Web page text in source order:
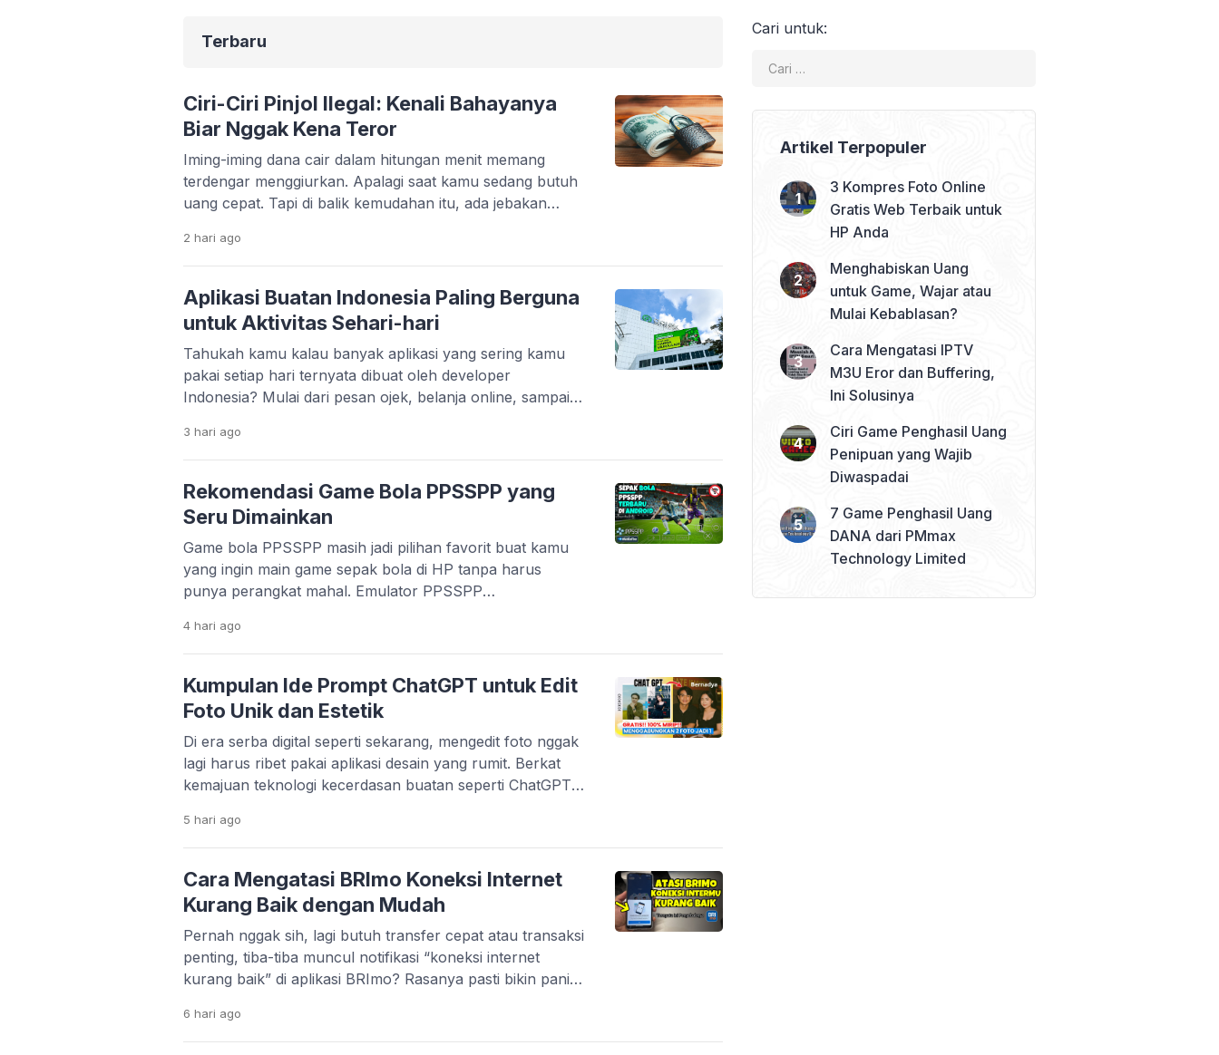
Terbaru
Ciri-Ciri Pinjol Ilegal: Kenali Bahayanya
Biar Nggak Kena Teror
Iming-iming dana cair dalam hitungan menit memang
terdengar menggiurkan. Apalagi saat kamu sedang butuh
uang cepat. Tapi di balik kemudahan itu, ada jebakan
kehidupan pribadimu. Fenomena pinjaman online ilegal
makin marak. Banyak aplikasi bodong yang
memanfaatkan situasi darurat seseorang. Tanpa sadar,
korban bisa terjebak bunga tinggi, biaya tersembunyi, […]
2 hari ago
Aplikasi Buatan Indonesia Paling Berguna
untuk Aktivitas Sehari-hari
Tahukah kamu kalau banyak aplikasi yang sering kamu
pakai setiap hari ternyata dibuat oleh developer
Indonesia? Mulai dari pesan ojek, belanja online, sampai
bangsa. Perkembangan teknologi digital di Indonesia
memang sangat pesat. Banyak startup lokal yang berhasil
menciptakan solusi praktis untuk kebutuhan harian. Tidak
hanya mempermudah hidup, aplikasi […]
3 hari ago
Rekomendasi Game Bola PPSSPP yang
Seru Dimainkan
Game bola PPSSPP masih jadi pilihan favorit buat kamu
yang ingin main game sepak bola di HP tanpa harus
punya perangkat mahal. Emulator PPSSPP
lancar, bahkan di HP dengan spesifikasi menengah ke
bawah. Menariknya, beberapa game masih mendapatkan
update dari komunitas. Mulai dari transfer pemain terbaru
sampai patch liga […]
4 hari ago
Kumpulan Ide Prompt ChatGPT untuk Edit
Foto Unik dan Estetik
Di era serba digital seperti sekarang, mengedit foto nggak
lagi harus ribet pakai aplikasi desain yang rumit. Berkat
kemajuan teknologi kecerdasan buatan seperti ChatGPT,
tampilan foto jadi lebih estetik dan unik. Mulai dari efek
sinematik ala film, tampilan 3D yang modern, sampai gaya
anime yang lucu, semuanya bisa […]
5 hari ago
Cara Mengatasi BRImo Koneksi Internet
Kurang Baik dengan Mudah
Pernah nggak sih, lagi butuh transfer cepat atau transaksi
penting, tiba-tiba muncul notifikasi “koneksi internet
kurang baik” di aplikasi BRImo? Rasanya pasti bikin panik,
cukup sering dialami oleh nasabah Bank BRI. Tapi tenang,
penyebabnya nggak selalu karena server gangguan.
6 hari ago
Cari untuk:
Artikel Terpopuler
3 Kompres Foto Online
Gratis Web Terbaik untuk
HP Anda
Menghabiskan Uang
untuk Game, Wajar atau
Mulai Kebablasan?
Cara Mengatasi IPTV
M3U Eror dan Buffering,
Ini Solusinya
Ciri Game Penghasil Uang
Penipuan yang Wajib
Diwaspadai
7 Game Penghasil Uang
DANA dari PMmax
Technology Limited